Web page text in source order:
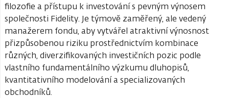
filozofie a přístupu k investování s pevným výnosem
společnosti Fidelity. Je týmově zaměřený, ale vedený
manažerem fondu, aby vytvářel atraktivní výnosnost
přizpůsobenou riziku prostřednictvím kombinace
různých, diverzifikovaných investičních pozic podle
vlastního fundamentálního výzkumu dluhopisů,
kvantitativního modelování a specializovaných
obchodníků.